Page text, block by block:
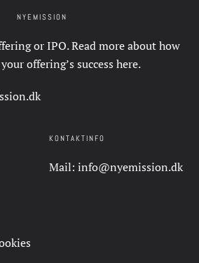
NYEMISSION
or IPO. Read more about how
offering’s success here.
KONTAKTINFO
Mail: info@nyemission.dk